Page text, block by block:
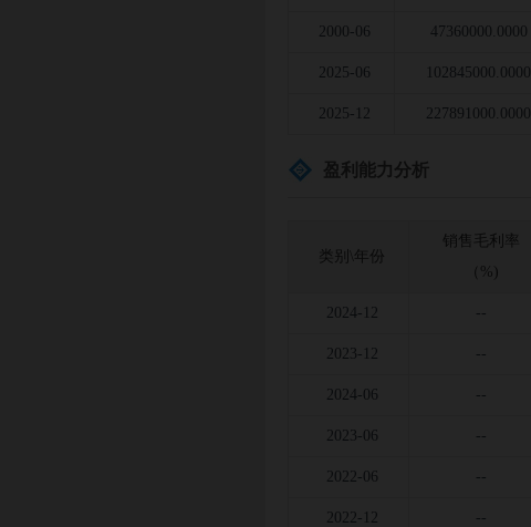
2000-06 47360000.0000
2025-06 102845000.0000
2025-12 227891000.0000
盈利能力分析
类别\年份
销售毛利率
（%)
2024-12 --
2023-12 --
2024-06 --
2023-06 --
2022-06 --
2022-12 --